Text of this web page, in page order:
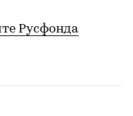
Русфонда